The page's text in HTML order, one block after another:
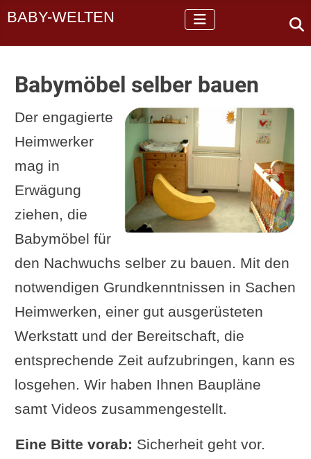
BABY-WELTEN
Babymöbel selber bauen
Der engagierte
Heimwerker
mag in
Erwägung
ziehen, die
Babymöbel für
den Nachwuchs selber zu bauen. Mit den
notwendigen Grundkenntnissen in Sachen
Heimwerken, einer gut ausgerüsteten
Werkstatt und der Bereitschaft, die
entsprechende Zeit aufzubringen, kann es
losgehen. Wir haben Ihnen Baupläne
samt Videos zusammengestellt.
Eine Bitte vorab: Sicherheit geht vor.